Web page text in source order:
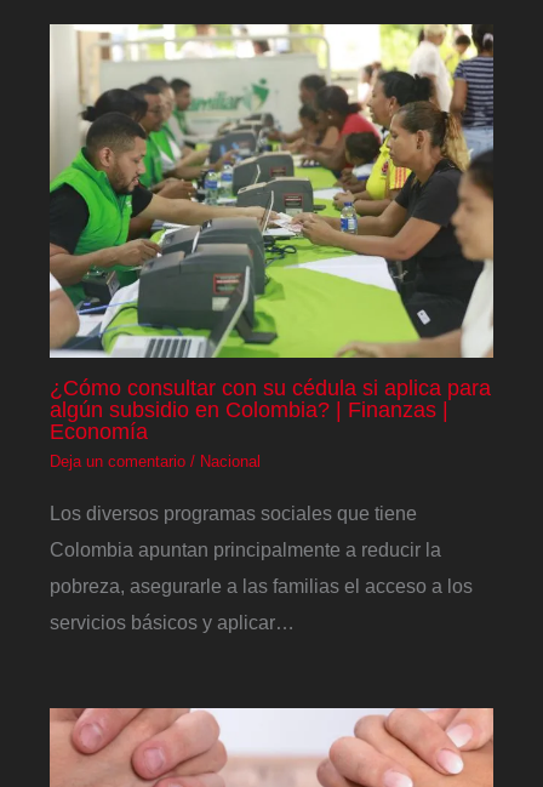
¿Cómo consultar con su cédula si aplica para
algún subsidio en Colombia? | Finanzas |
Economía
Deja un comentario / Nacional
Los diversos programas sociales que tiene
Colombia apuntan principalmente a reducir la
pobreza, asegurarle a las familias el acceso a los
servicios básicos y aplicar…